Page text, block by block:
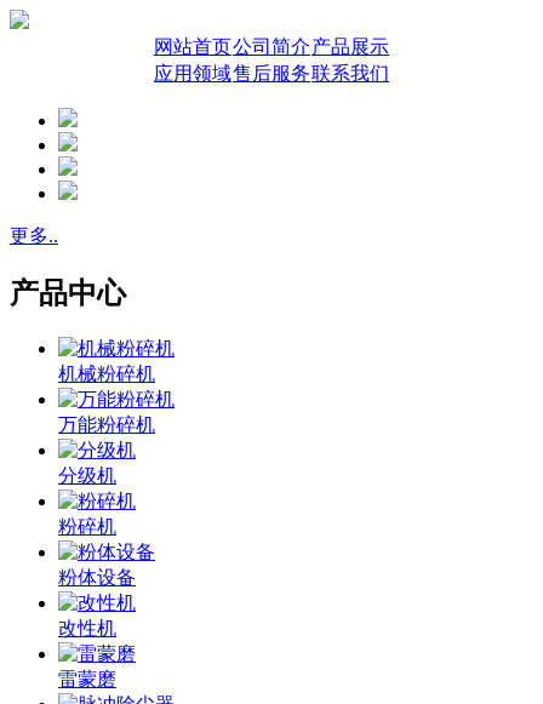
网站首页公司简介产品展示
应用领域售后服务联系我们
更多..
产品中心
机械粉碎机
万能粉碎机
分级机
粉碎机
粉体设备
改性机
雷蒙磨